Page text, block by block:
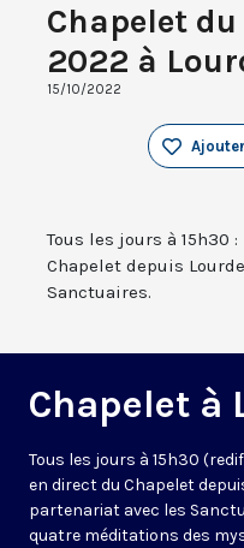
Chapelet du
2022 à
15/10/2022
Tous les jours à
Chapelet depuis
Sanctuaires.
Chapelet à
Tous les jours à 15h30
en direct du Chapelet
partenariat avec les
quatre méditations des